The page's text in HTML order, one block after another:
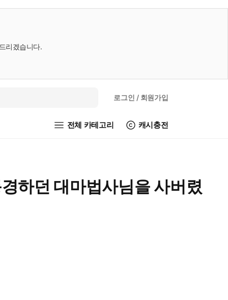
리겠습니다.
로그인 / 회원가입
전체 카테고리 캐시충전
하던 대마법사님을 사버렸